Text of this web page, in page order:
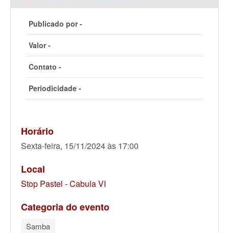
Publicado por -
Valor -
Contato -
Periodicidade -
Horário
Sexta-feira, 15/11/2024 às 17:00
Local
Stop Pastel - Cabula VI
Categoria do evento
Samba